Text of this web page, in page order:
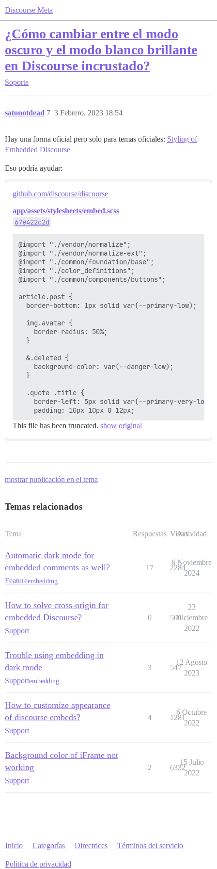
Discourse Meta
¿Cómo cambiar entre el modo
oscuro y el modo blanco brillante
en Discourse incrustado?
Soporte
satonotdead 3 Febrero, 2023 18:54
7
Hay una forma oficial pero solo para temas oficiales: Styling of
Embedded Discourse
Eso podría ayudar:
github.com/discourse/discourse
app/assets/stylesheets/embed.scss
67e422c2d
@import "./vendor/normalize";
@import "./vendor/normalize-ext";
@import "./common/foundation/base";
@import "./color_definitions";
@import "./common/components/buttons";
article.post {
  border-bottom: 1px solid var(--primary-low);
  img.avatar {
    border-radius: 50%;
  }
  &.deleted {
    background-color: var(--danger-low);
  }
  .quote .title {
    border-left: 5px solid var(--primary-very-low);
This file has been truncated. show original
mostrar publicación en el tema
Temas relacionados
Tema Respuestas Vistas
Actividad
Automatic dark mode for
embedded comments as well?
Featureembedding
17 2284
6 Noviembre
2024
How to solve cross-origin for
embedded Discourse?
Support
0 506
23
Diciembre
2022
Trouble using embedding in
dark mode
Supportembedding
3 547
12 Agosto
2023
How to customize appearance
of discourse embeds?
Support
4 1281
6 Octubre
2022
Background color of iFrame not
working
Support
2 6332
15 Julio
2022
Inicio Categorías Directrices Términos del servicio
Política de privacidad